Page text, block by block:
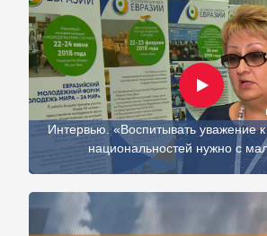
Интервью. «Воспитывать уважение
национальностей нужно с